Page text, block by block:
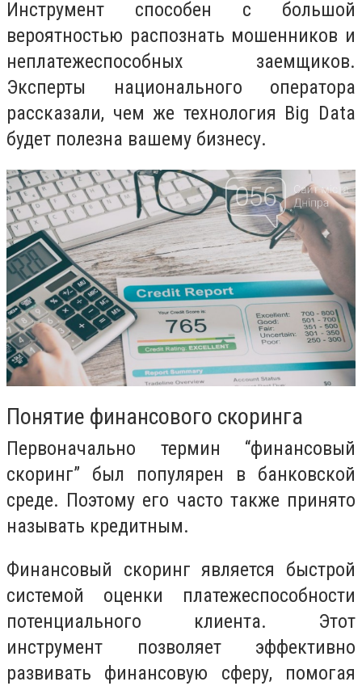
Инструмент способен с большой
вероятностью распознать мошенников и
неплатежеспособных заемщиков.
Эксперты национального оператора
рассказали, чем же технология Big Data
будет полезна вашему бизнесу.
Понятие финансового скоринга
Первоначально термин “финансовый
скоринг” был популярен в банковской
среде. Поэтому его часто также принято
называть кредитным.
Финансовый скоринг является быстрой
системой оценки платежеспособности
потенциального клиента. Этот
инструмент позволяет эффективно
развивать финансовую сферу, помогая